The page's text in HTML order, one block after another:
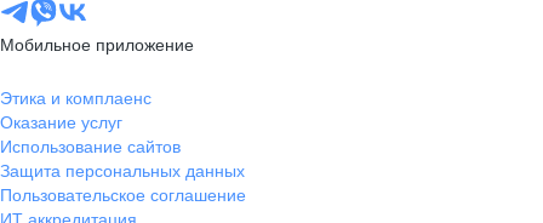
Мобильное приложение
Этика и комплаенс
Оказание услуг
Использование сайтов
Защита персональных данных
Пользовательское соглашение